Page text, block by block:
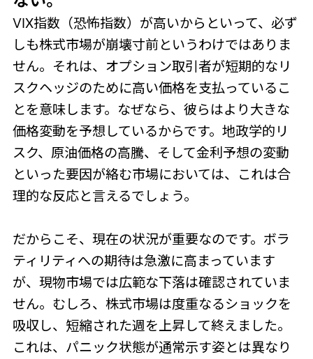
VIX指数（恐怖指数）が高いからといって、必ず
しも株式市場が崩壊寸前というわけではありま
せん。それは、オプション取引者が短期的なリ
スクヘッジのために高い価格を支払っているこ
とを意味します。なぜなら、彼らはより大きな
価格変動を予想しているからです。地政学的リ
スク、原油価格の高騰、そして金利予想の変動
といった要因が絡む市場においては、これは合
理的な反応と言えるでしょう。
だからこそ、現在の状況が重要なのです。ボラ
ティリティへの期待は急激に高まっています
が、現物市場では広範な下落は確認されていま
せん。むしろ、株式市場は度重なるショックを
吸収し、短縮された週を上昇して終えました。
これは、パニック状態が通常示す姿とは異なり